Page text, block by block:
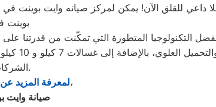
داعي للقلق الآن! يمكن لمركز صيانه وايت
بوينت
التكنولوجيا المتطورة التي تمكّنت من قدرتنا
الشركات بأكمله.
لمعرفة المزيد،
صيانة وايت